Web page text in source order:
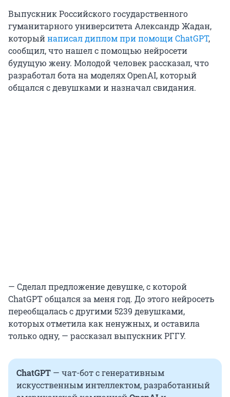
Выпускник Российского государственного
гуманитарного университета Александр Жадан,
которыйнаписал диплом при помощи ChatGPT,
сообщил, что нашел с помощью нейросети
будущую жену. Молодой человек рассказал, что
разработал бота на моделях OpenAI, который
общался с девушками и назначал свидания.
— Сделал предложение девушке, с которой
ChatGPT общался за меня год. До этого нейросеть
переобщалась с другими 5239 девушками,
которых отметила как ненужных, и оставила
только одну, — рассказал выпускник РГГУ.
ChatGPT — чат-бот с генеративным
искусственным интеллектом, разработанный